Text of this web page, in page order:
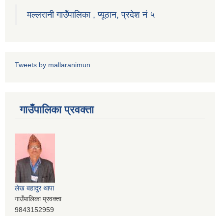
मल्लरानी गाउँपालिका , प्यूठान, प्रदेश नं ५
Tweets by mallaranimun
गाउँपालिका प्रवक्ता
लेख बहादुर थापा
गाउँपालिका प्रवक्ता
9843152959